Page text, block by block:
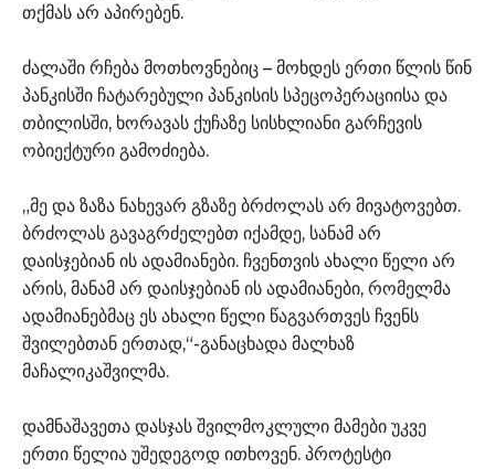
თქმას არ აპირებენ.
ძალაში რჩება მოთხოვნებიც – მოხდეს ერთი წლის წინ
პანკისში ჩატარებული პანკისის სპეცოპერაციისა და
თბილისში, ხორავას ქუჩაზე სისხლიანი გარჩევის
ობიექტური გამოძიება.
„მე და ზაზა ნახევარ გზაზე ბრძოლას არ მივატოვებთ.
ბრძოლას გავაგრძელებთ იქამდე, სანამ არ
დაისჯებიან ის ადამიანები. ჩვენთვის ახალი წელი არ
არის, მანამ არ დაისჯებიან ის ადამიანები, რომელმა
ადამიანებმაც ეს ახალი წელი წაგვართვეს ჩვენს
შვილებთან ერთად,“-განაცხადა მალხაზ
მაჩალიკაშვილმა.
დამნაშავეთა დასჯას შვილმოკლული მამები უკვე
ერთი წელია უშედეგოდ ითხოვენ. პროტესტი